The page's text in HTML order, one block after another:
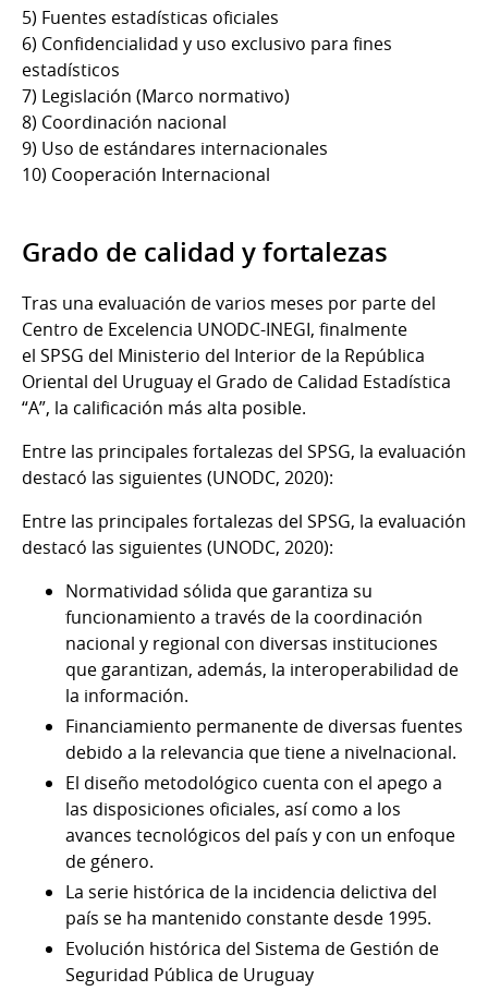
5) Fuentes estadísticas oficiales
6) Confidencialidad y uso exclusivo para fines
estadísticos
7) Legislación (Marco normativo)
8) Coordinación nacional
9) Uso de estándares internacionales
10) Cooperación Internacional
Grado de calidad y fortalezas
Tras una evaluación de varios meses por parte del
Centro de Excelencia UNODC-INEGI, finalmente
el SPSG del Ministerio del Interior de la República
Oriental del Uruguay el Grado de Calidad Estadística
“A”, la calificación más alta posible.
Entre las principales fortalezas del SPSG, la evaluación
destacó las siguientes (UNODC, 2020):
Entre las principales fortalezas del SPSG, la evaluación
destacó las siguientes (UNODC, 2020):
Normatividad sólida que garantiza su
funcionamiento a través de la coordinación
nacional y regional con diversas instituciones
que garantizan, además, la interoperabilidad de
la información.
Financiamiento permanente de diversas fuentes
debido a la relevancia que tiene a nivelnacional.
El diseño metodológico cuenta con el apego a
las disposiciones oficiales, así como a los
avances tecnológicos del país y con un enfoque
de género.
La serie histórica de la incidencia delictiva del
país se ha mantenido constante desde 1995.
Evolución histórica del Sistema de Gestión de
Seguridad Pública de Uruguay